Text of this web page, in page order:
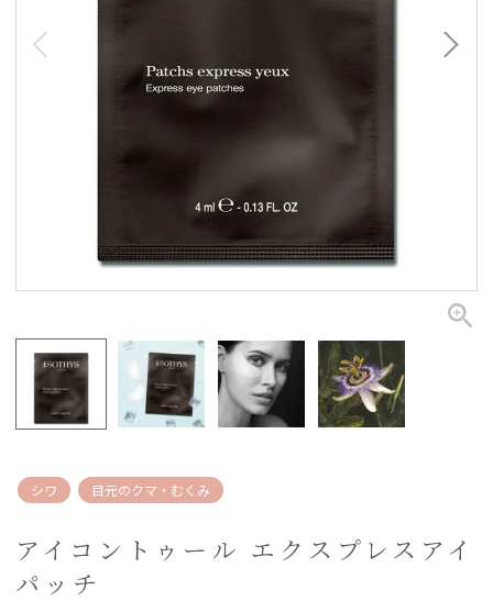
シワ 目元のクマ・むくみ
アイコントゥール エクスプレスアイ
パッチ